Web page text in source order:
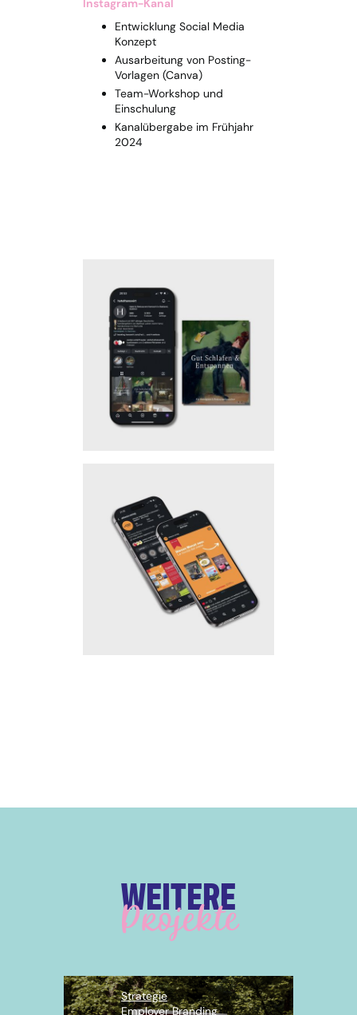
Instagram-Kanal
Entwicklung Social Media
Konzept
Ausarbeitung von Posting-
Vorlagen (Canva)
Team-Workshop und
Einschulung
Kanalübergabe im Frühjahr
2024
WEITERE
Projekte
Strategie
Employer Branding